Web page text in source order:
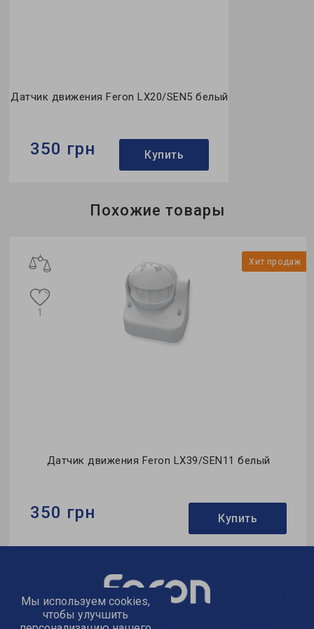
Датчик движения Feron LX20/SEN5 белый
350 грн Купить
Похожие товары
Хит продаж
Датчик движения Feron LX39/SEN11 белый
1
350 грн Купить
<3Lux
Цвет:белый
Мы используем cookies,
чтобы улучшить